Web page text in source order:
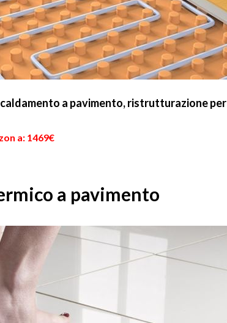
a pavimento, ristrutturazione per
a: 1469€
a pavimento